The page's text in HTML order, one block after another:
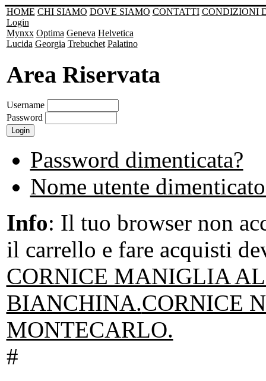
HOME CHI SIAMO DOVE SIAMO CONTATTI CONDIZIONI
Login
Mynxx Optima Geneva Helvetica
Lucida Georgia Trebuchet Palatino
Area Riservata
Username
Password
Password dimenticata?
Nome utente
Info: Il tuo browser non
il carrello e fare acquisti
CORNICE MANIGLIA
BIANCHINA.CORNICE
MONTECARLO.
#